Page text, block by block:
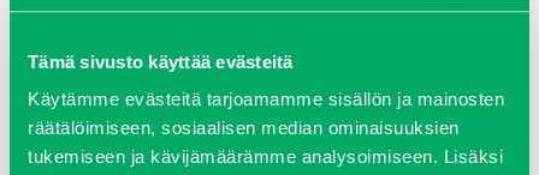
Tämä sivusto käyttää evästeitä
Käytämme evästeitä tarjoamamme sisällön ja mainosten
räätälöimiseen, sosiaalisen median ominaisuuksien
tukemiseen ja kävijämäärämme analysoimiseen. Lisäksi